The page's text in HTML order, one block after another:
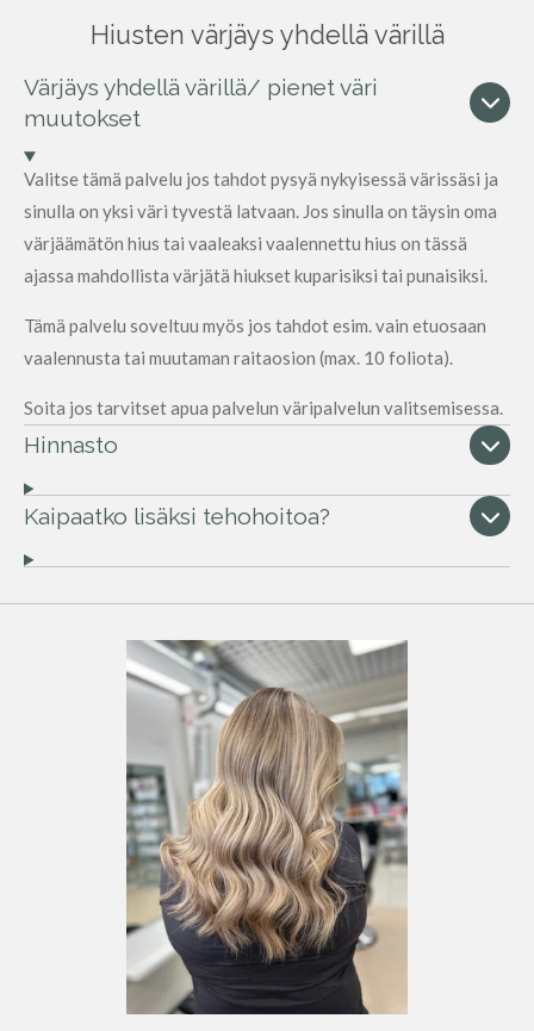
Hiusten värjäys yhdellä värillä
Värjäys yhdellä värillä/ pienet väri
muutokset
Valitse tämä palvelu jos tahdot pysyä nykyisessä värissäsi ja
sinulla on yksi väri tyvestä latvaan. Jos sinulla on täysin oma
värjäämätön hius tai vaaleaksi vaalennettu hius on tässä
ajassa mahdollista värjätä hiukset kuparisiksi tai punaisiksi.
Tämä palvelu soveltuu myös jos tahdot esim. vain etuosaan
vaalennusta tai muutaman raitaosion (max. 10 foliota).
Soita jos tarvitset apua palvelun väripalvelun valitsemisessa.
Hinnasto
Kaipaatko lisäksi tehohoitoa?